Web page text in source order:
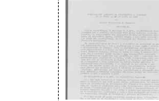
Tipo Documental:
Página(s):1